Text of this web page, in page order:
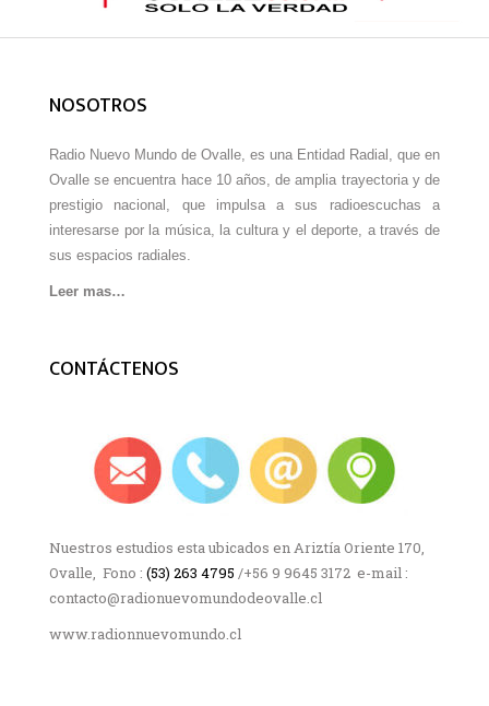
NOSOTROS
Radio Nuevo Mundo de Ovalle, es una Entidad Radial, que en
Ovalle se encuentra hace 10 años, de amplia trayectoria y de
prestigio nacional, que impulsa a sus radioescuchas a
interesarse por la música, la cultura y el deporte, a través de
sus espacios radiales.
Leer mas…
CONTÁCTENOS
Nuestros estudios esta ubicados en Ariztía Oriente 170,
Ovalle, Fono : (53) 263 4795 /+56 9 9645 3172 e-mail :
contacto@radionuevomundodeovalle.cl
www.radionnuevomundo.cl